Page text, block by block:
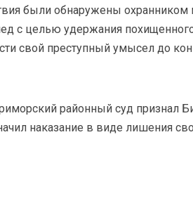
были обнаружены охранником
с целью удержания
свой преступный умысел до
районный суд признал
наказание в виде лишения